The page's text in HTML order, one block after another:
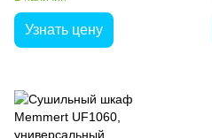
Узнать цену